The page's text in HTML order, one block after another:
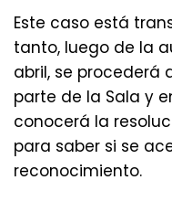
Este caso está
tanto, luego de la
abril, se procederá
parte de la Sala y
conocerá la
para saber si se
reconocimiento.